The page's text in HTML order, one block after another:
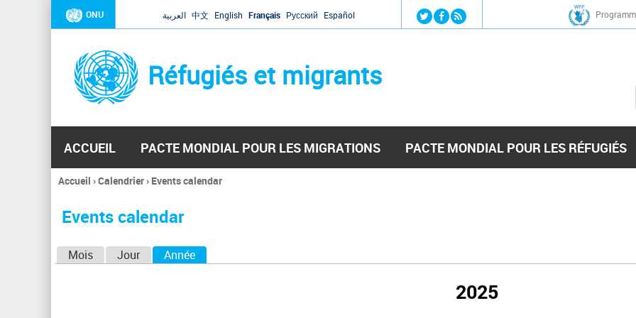
Jump to navigation
ONU العربية 中文 English Français Русский Español
Réfugiés et migrants
ACCUEIL PACTE MONDIAL POUR LES MIGRATIONS PACTE MONDIAL POUR LES RÉFUGIÉS
Vous
ici
Accueil ›Calendrier› Events calendar
Events calendar
Mois Jour Année
2025